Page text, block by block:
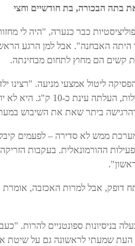
בתה הבכורה, בת חודשיים וחצי
כבר כנערה, "היה לי
הלכנו אל הרופא וזו היתה האבחנה". אבל למן
קשים הם מחוץ לתחום מבחינתה.
הפסיקה ליטול אמצעי מניעה. "רצינו
רגועים", היא משחזרת. בזמן
ביתר שאת את השיבוש
ממש לא סדירה – לפעמים
ההורמונאלית. בעקבות
דופק, אבל למרות האכזבה, אומרת
בניסיונות ספונטניים להרות.
שמעתי לראשונה גם על שיטת